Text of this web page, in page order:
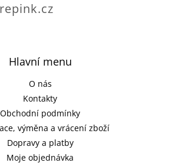
Hlavní menu
O nás
Kontakty
Obchodní podmínky
výměna a vrácení zboží
Dopravy a platby
Moje objednávka